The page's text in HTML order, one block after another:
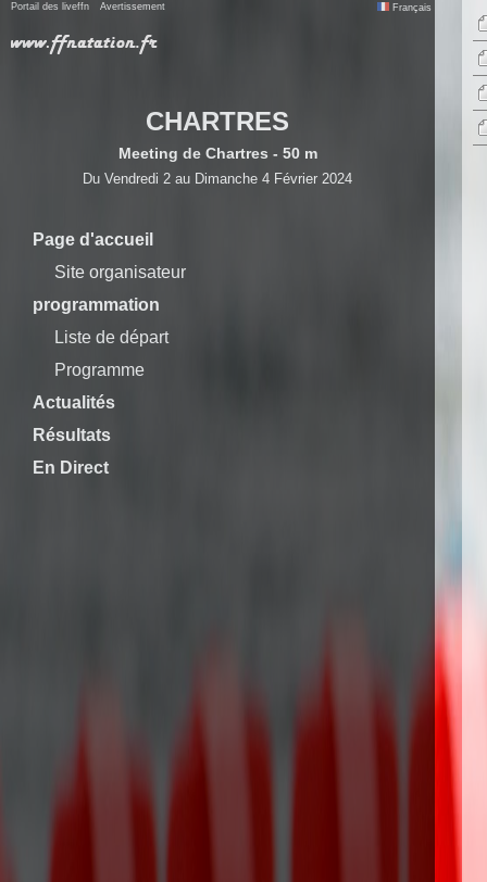
Portail des liveffn Avertissement Français
CHARTRES
Meeting de Chartres - 50 m
Du Vendredi 2 au Dimanche 4 Février 2024
Page d'accueil
Site organisateur
programmation
Liste de départ
Programme
Actualités
Résultats
En Direct